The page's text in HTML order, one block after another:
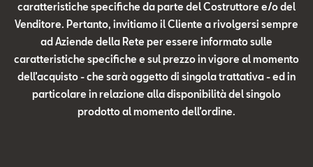
caratteristiche specifiche da parte del Costruttore e/o del
Venditore. Pertanto, invitiamo il Cliente a rivolgersi sempre
ad Aziende della Rete per essere informato sulle
caratteristiche specifiche e sul prezzo in vigore al momento
dell’acquisto - che sarà oggetto di singola trattativa - ed in
particolare in relazione alla disponibilità del singolo
prodotto al momento dell’ordine.